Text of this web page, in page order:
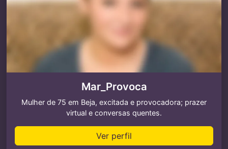
Mar_Provoca
Mulher de 75 em Beja, excitada e provocadora; prazer
virtual e conversas quentes.
Ver perfil